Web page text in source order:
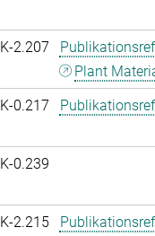
K-2.207
Plant
K-0.217
K-0.239
K-2.215